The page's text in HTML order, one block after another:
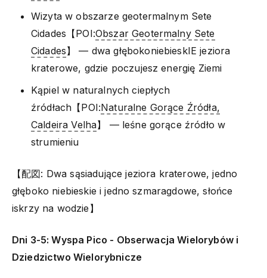
Wizyta w obszarze geotermalnym Sete
Cidades【POI:Obszar Geotermalny Sete
Cidades】 — dwa głębokoniebieskIE jeziora
kraterowe, gdzie poczujesz energię Ziemi
Kąpiel w naturalnych ciepłych
źródłach【POI:Naturalne Gorące Źródła,
Caldeira Velha】 — leśne gorące źródło w
strumieniu
【配図: Dwa sąsiadujące jeziora kraterowe, jedno
głęboko niebieskie i jedno szmaragdowe, słońce
iskrzy na wodzie】
Dni 3-5: Wyspa Pico - Obserwacja Wielorybów i
Dziedzictwo Wielorybnicze